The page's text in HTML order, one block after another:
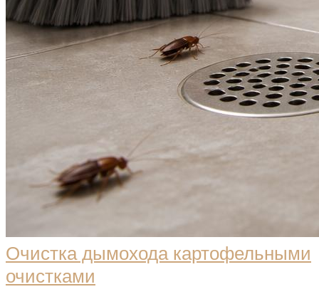
Очистка дымохода картофельными
очистками